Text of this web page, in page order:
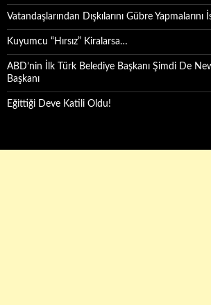
Vatandaşlarından Dışkılarını Gübre Yapmalarını
Kuyumcu “Hırsız” Kiralarsa…
ABD’nin İlk Türk Belediye Başkanı Şimdi De
Başkanı
Eğittiği Deve Katili Oldu!